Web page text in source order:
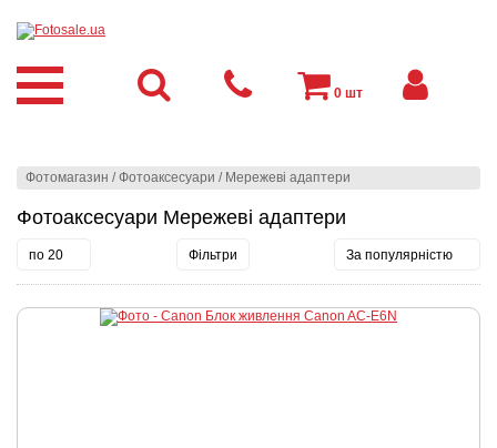
Фотомагазин /Фотоаксесуари / Мережеві адаптери
Фотоаксесуари Мережеві адаптери
по 20 Фільтри За популярністю
0 шт